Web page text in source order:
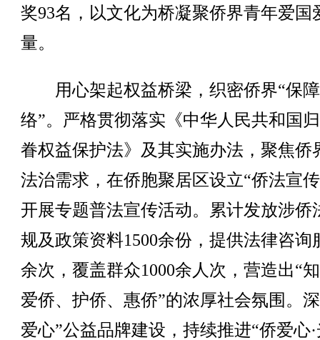
奖93名，以文化为桥凝聚侨界青年爱国
量。
用心架起权益桥梁，织密侨界“保
络”。严格贯彻落实《中华人民共和国
眷权益保护法》及其实施办法，聚焦侨
法治需求，在侨胞聚居区设立“侨法宣
开展专题普法宣传活动。累计发放涉侨
规及政策资料1500余份，提供法律咨询
余次，覆盖群众1000余人次，营造出“
爱侨、护侨、惠侨”的浓厚社会氛围。
爱心”公益品牌建设，持续推进“侨爱心